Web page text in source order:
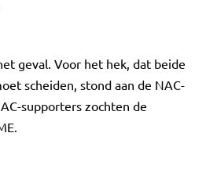
geval. Voor het hek, dat beide
scheiden, stond aan de NAC-
supporters zochten de